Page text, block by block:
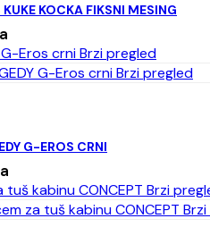
KOCKA FIKSNI MESING
Brzi pregled
Brzi pregled
G-EROS CRNI
Brzi